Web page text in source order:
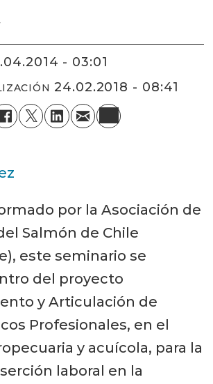
- 03:01
24.02.2018 - 08:41
por la Asociación de
Salmón de Chile
este seminario se
del proyecto
y Articulación de
Profesionales, en el
y acuícola, para la
laboral en la